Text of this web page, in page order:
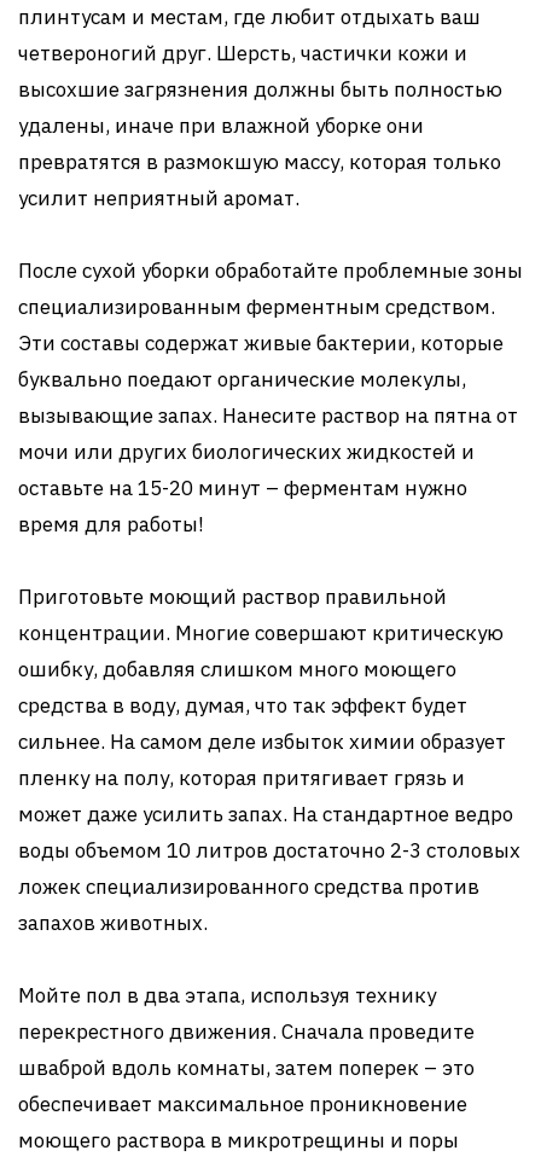
плинтусам и местам, где любит отдыхать ваш
четвероногий друг. Шерсть, частички кожи и
высохшие загрязнения должны быть полностью
удалены, иначе при влажной уборке они
превратятся в размокшую массу, которая только
усилит неприятный аромат.
После сухой уборки обработайте проблемные зоны
специализированным ферментным средством.
Эти составы содержат живые бактерии, которые
буквально поедают органические молекулы,
вызывающие запах. Нанесите раствор на пятна от
мочи или других биологических жидкостей и
оставьте на 15-20 минут – ферментам нужно
время для работы!
Приготовьте моющий раствор правильной
концентрации. Многие совершают критическую
ошибку, добавляя слишком много моющего
средства в воду, думая, что так эффект будет
сильнее. На самом деле избыток химии образует
пленку на полу, которая притягивает грязь и
может даже усилить запах. На стандартное ведро
воды объемом 10 литров достаточно 2-3 столовых
ложек специализированного средства против
запахов животных.
Мойте пол в два этапа, используя технику
перекрестного движения. Сначала проведите
шваброй вдоль комнаты, затем поперек – это
обеспечивает максимальное проникновение
моющего раствора в микротрещины и поры